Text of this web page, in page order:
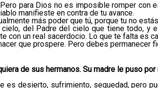
para Dios no es imposible romper
manifieste en contra de tu avance.
más poder que tú, porque tu no
del Padre del cielo que tiene todo, y
con un real sacerdocio. Lo que te falta es
que prospere. Pero debes permanecer
de sus hermanos. Su madre le puso
desierto, sufrimiento, sequedad, pero